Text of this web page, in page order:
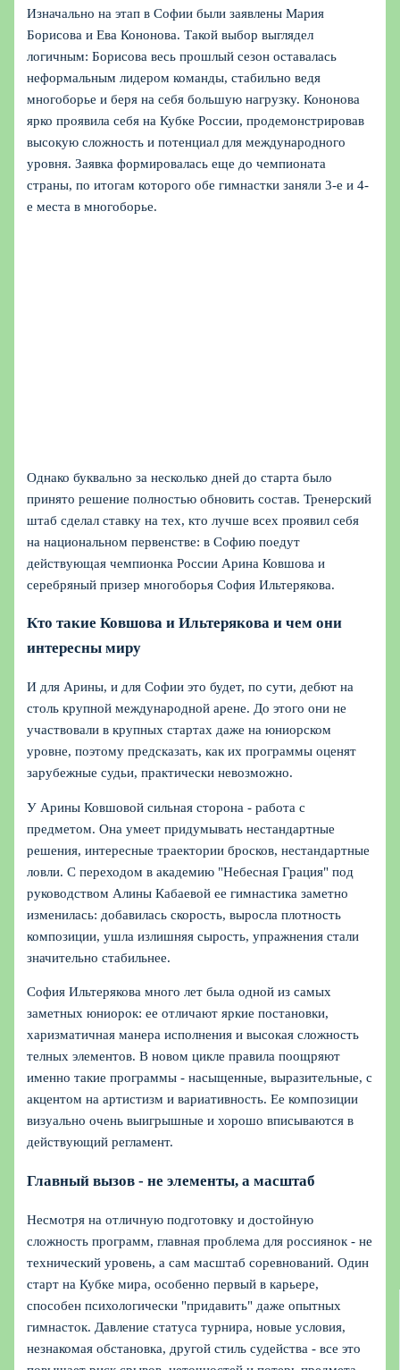
Изначально на этап в Софии были заявлены Мария
Борисова и Ева Кононова. Такой выбор выглядел
логичным: Борисова весь прошлый сезон оставалась
неформальным лидером команды, стабильно ведя
многоборье и беря на себя большую нагрузку. Кононова
ярко проявила себя на Кубке России, продемонстрировав
высокую сложность и потенциал для международного
уровня. Заявка формировалась еще до чемпионата
страны, по итогам которого обе гимнастки заняли 3-е и 4-
е места в многоборье.
Однако буквально за несколько дней до старта было
принято решение полностью обновить состав. Тренерский
штаб сделал ставку на тех, кто лучше всех проявил себя
на национальном первенстве: в Софию поедут
действующая чемпионка России Арина Ковшова и
серебряный призер многоборья София Ильтерякова.
Кто такие Ковшова и Ильтерякова и чем они
интересны миру
И для Арины, и для Софии это будет, по сути, дебют на
столь крупной международной арене. До этого они не
участвовали в крупных стартах даже на юниорском
уровне, поэтому предсказать, как их программы оценят
зарубежные судьи, практически невозможно.
У Арины Ковшовой сильная сторона - работа с
предметом. Она умеет придумывать нестандартные
решения, интересные траектории бросков, нестандартные
ловли. С переходом в академию "Небесная Грация" под
руководством Алины Кабаевой ее гимнастика заметно
изменилась: добавилась скорость, выросла плотность
композиции, ушла излишняя сырость, упражнения стали
значительно стабильнее.
София Ильтерякова много лет была одной из самых
заметных юниорок: ее отличают яркие постановки,
харизматичная манера исполнения и высокая сложность
телных элементов. В новом цикле правила поощряют
именно такие программы - насыщенные, выразительные, с
акцентом на артистизм и вариативность. Ее композиции
визуально очень выигрышные и хорошо вписываются в
действующий регламент.
Главный вызов - не элементы, а масштаб
Несмотря на отличную подготовку и достойную
сложность программ, главная проблема для россиянок - не
технический уровень, а сам масштаб соревнований. Один
старт на Кубке мира, особенно первый в карьере,
способен психологически "придавить" даже опытных
гимнасток. Давление статуса турнира, новые условия,
незнакомая обстановка, другой стиль судейства - все это